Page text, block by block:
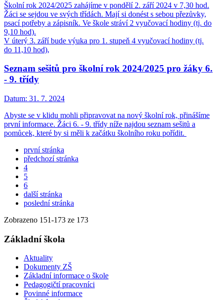
Školní rok 2024/2025 zahájíme v pondělí 2. září 2024 v 7,30 hod.
Žáci se sejdou ve svých třídách. Mají si donést s sebou přezůvky,
psací potřeby a zápisník. Ve škole stráví 2 vyučovací hodiny (tj. do
9,10 hod).
V úterý 3. září bude výuka pro 1. stupeň 4 vyučovací hodiny (tj.
do 11,10 hod),
Seznam sešitů pro školní rok 2024/2025 pro žáky 6.
- 9. třídy
Datum: 31. 7. 2024
Abyste se v klidu mohli připravovat na nový školní rok, přinášíme
první informace. Žáci 6. - 9. třídy níže najdou seznam sešitů a
pomůcek, které by si měli k začátku školního roku pořídit.
první stránka
předchozí stránka
4
5
6
další stránka
poslední stránka
Zobrazeno 151-173 ze 173
Základní škola
Aktuality
Dokumenty ZŠ
Základní informace o škole
Pedagogičtí pracovníci
Povinné informace